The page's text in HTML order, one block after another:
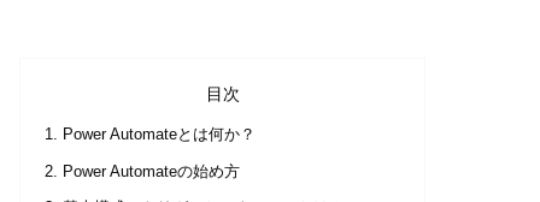
目次
Power Automateとは何か？
Power Automateの始め方